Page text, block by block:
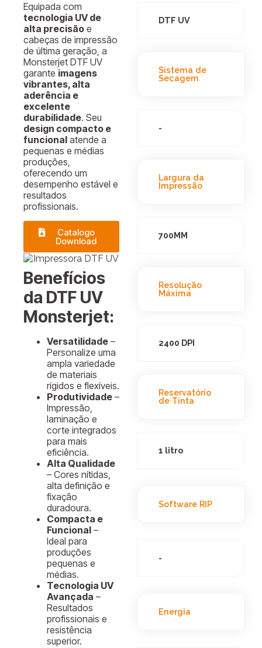
Equipada com
tecnologia UV de
alta precisão e
cabeças de impressão
de última geração, a
Monsterjet DTF UV
garante imagens
vibrantes, alta
aderência e
excelente
durabilidade. Seu
design compacto e
funcional atende a
pequenas e médias
produções,
oferecendo um
desempenho estável e
resultados
profissionais.
Catalogo
Download
Benefícios
da DTF UV
Monsterjet:
Versatilidade –
Personalize uma
ampla variedade
de materiais
rígidos e flexíveis.
Produtividade –
Impressão,
laminação e
corte integrados
para mais
eficiência.
Alta Qualidade
– Cores nítidas,
alta definição e
fixação
duradoura.
Compacta e
Funcional –
Ideal para
produções
pequenas e
médias.
Tecnologia UV
Avançada –
Resultados
profissionais e
resistência
superior.
DTF UV
Sistema de
Secagem
-
Largura da
Impressão
700MM
Resolução
Máxima
2400 DPI
Reservatório
de Tinta
1 litro
Software RIP
-
Energia